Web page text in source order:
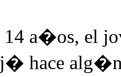
14 a�os, el
hace